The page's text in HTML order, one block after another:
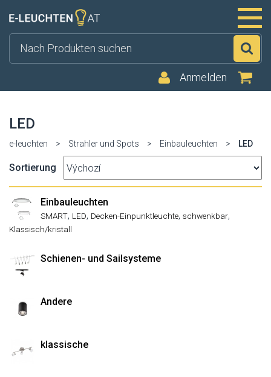
Anmelden
LED
e-leuchten > Strahler und Spots > Einbauleuchten > LED
Sortierung
Einbauleuchten
SMART, LED, Decken-Einpunktleuchte, schwenkbar,
Klassisch/kristall
Schienen- und Sailsysteme
Andere
klassische